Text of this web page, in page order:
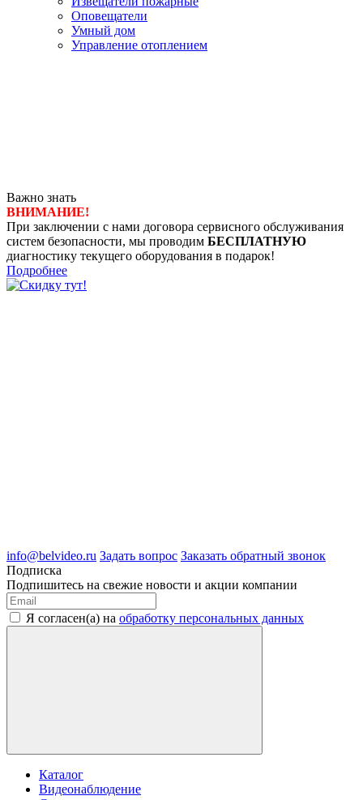
Оповещатели
Умный дом
Управление отоплением
Важно знать
ВНИМАНИЕ!
При заключении с нами договора сервисного обслуживания
систем безопасности, мы проводим БЕСПЛАТНУЮ
диагностику текущего оборудования в подарок!
Подробнее
info@belvideo.ru Задать вопрос Заказать обратный звонок
Подписка
Подпишитесь на свежие новости и акции компании
Я согласен(а) на обработку персональных данных
Каталог
Видеонаблюдение